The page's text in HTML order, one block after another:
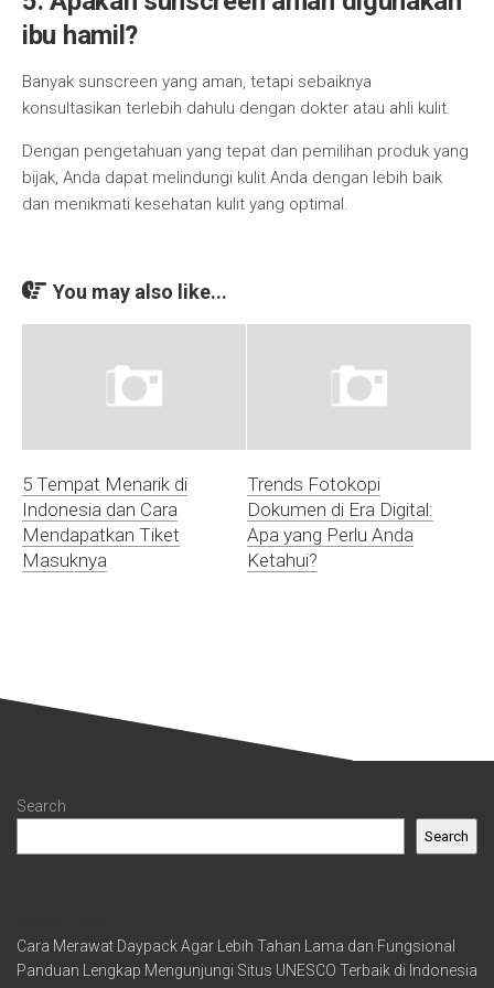
ibu hamil?
Banyak sunscreen yang aman, tetapi sebaiknya
konsultasikan terlebih dahulu dengan dokter atau ahli kulit.
Dengan pengetahuan yang tepat dan pemilihan produk yang
bijak, Anda dapat melindungi kulit Anda dengan lebih baik
dan menikmati kesehatan kulit yang optimal.
You may also like...
5 Tempat Menarik di
Indonesia dan Cara
Mendapatkan Tiket
Masuknya
Trends Fotokopi
Dokumen di Era Digital:
Apa yang Perlu Anda
Ketahui?
Search
Search
Cara Merawat Daypack Agar Lebih Tahan Lama dan Fungsional
Panduan Lengkap Mengunjungi Situs UNESCO Terbaik di Indonesia